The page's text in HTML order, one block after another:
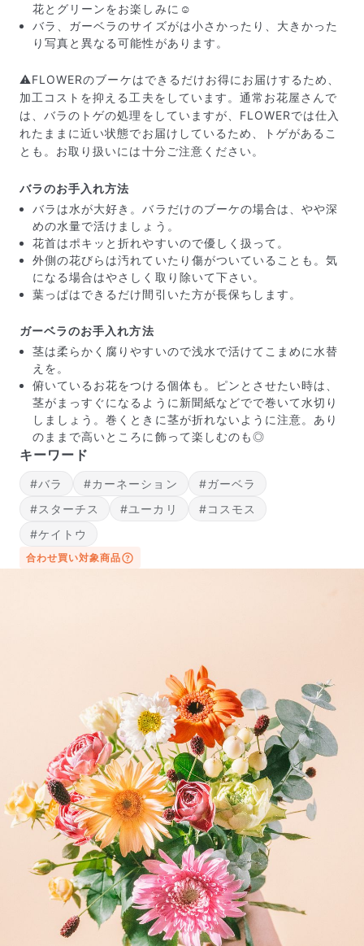
届いたお花に元気がなかったら？
もし届いたお花に「枯れている」「折れている」などの
不備があった場合は、些細なことでもお気軽にサポート
写真と同じものが届く？
商品ページに掲載している写真は、実際にお届けする商
品を撮影したものです。お花は生き物なので、どうして
も色味やサイズ・咲き方に個体差はありますが、できる
だけ写真のイメージに近いものをお届けできるように人
の目でチェックをしています。
よくある質問
Q. 毎月自動でお花が届くサービスですか？
いいえ、毎月自動でお届けするサービスではありません。好
きな時に好きな花をご注文いただけます。
Q. 配送できないエリアはありますか？
ただいま沖縄・離島エリアへの配送には対応しておりませ
ん。ご了承ください。
Q. 配送日時は指定できますか？
お花をベストなタイミングで発送しているため、お届け日の
指定はできません。受け取り時間帯は、発送後にクロネコヤ
マトのアプリから変更可能です。
Q. 注文後にキャンセルできますか？
ご注文後一定時間内であればキャンセル可能です。
花とグリーンをお楽しみに☺️
バラ、ガーベラのサイズがは小さかったり、大きかった
り写真と異なる可能性があります。
⚠️FLOWERのブーケはできるだけお得にお届けするため、
加工コストを抑える工夫をしています。通常お花屋さんで
は、バラのトゲの処理をしていますが、FLOWERでは仕入
れたままに近い状態でお届けしているため、トゲがあるこ
とも。お取り扱いには十分ご注意ください。
バラのお手入れ方法
バラは水が大好き。バラだけのブーケの場合は、やや深
めの水量で活けましょう。
花首はポキッと折れやすいので優しく扱って。
外側の花びらは汚れていたり傷がついていることも。気
になる場合はやさしく取り除いて下さい。
葉っぱはできるだけ間引いた方が長保ちします。
ガーベラのお手入れ方法
茎は柔らかく腐りやすいので浅水で活けてこまめに水替
えを。
俯いているお花をつける個体も。ピンとさせたい時は、
茎がまっすぐになるように新聞紙などでで巻いて水切り
しましょう。巻くときに茎が折れないように注意。あり
のままで高いところに飾って楽しむのも◎
キーワード
#バラ #カーネーション
#ガーベラ
#スターチス
#ユーカリ
#コスモス
#ケイトウ
合わせ買い対象商品